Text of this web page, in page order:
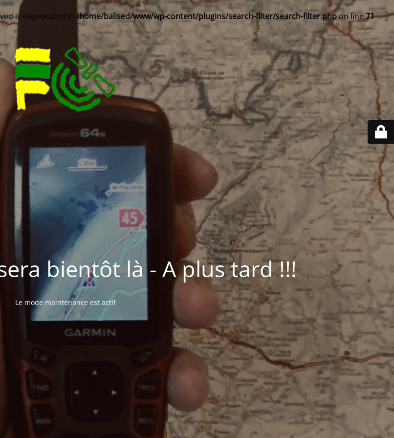
is deprecated in /home/balised/www/wp-content/plugins/search-filter/search-filter.phpon line71
sera bientôt là - A plus tard !!!
Le mode maintenance est actif